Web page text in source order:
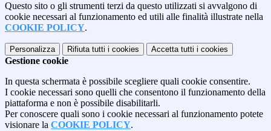
Questo sito o gli strumenti terzi da questo utilizzati si avvalgono di
cookie necessari al funzionamento ed utili alle finalità illustrate nella
COOKIE POLICY.
Personalizza Rifiuta tutti i cookies Accetta tutti i cookies
Gestione cookie
In questa schermata è possibile scegliere quali cookie consentire.
I cookie necessari sono quelli che consentono il funzionamento della
piattaforma e non è possibile disabilitarli.
Per conoscere quali sono i cookie necessari al funzionamento potete
visionare la COOKIE POLICY.